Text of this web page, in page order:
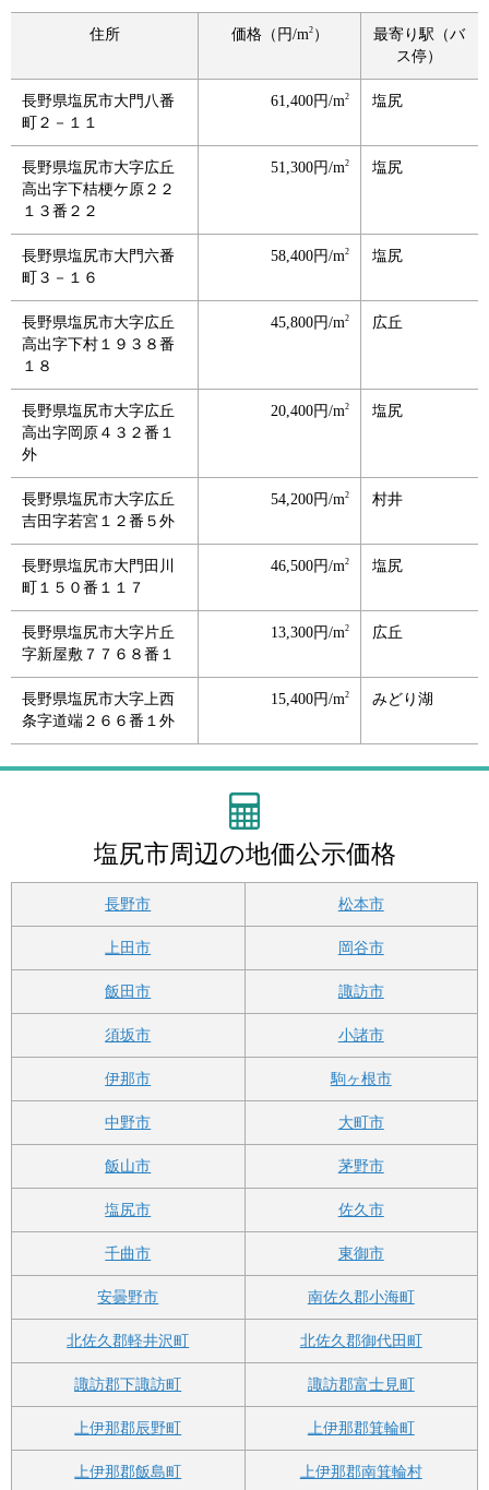
住所 価格（円/m2）
最寄り駅（バ
ス停）
長野県塩尻市大門八番
町２－１１
61,400円/m2 塩尻
長野県塩尻市大字広丘
高出字下桔梗ケ原２２
１３番２２
51,300円/m2 塩尻
長野県塩尻市大門六番
町３－１６
58,400円/m2 塩尻
長野県塩尻市大字広丘
高出字下村１９３８番
１８
45,800円/m2 広丘
長野県塩尻市大字広丘
高出字岡原４３２番１
外
20,400円/m2 塩尻
長野県塩尻市大字広丘
吉田字若宮１２番５外
54,200円/m2 村井
長野県塩尻市大門田川
町１５０番１１７
46,500円/m2 塩尻
長野県塩尻市大字片丘
字新屋敷７７６８番１
13,300円/m2 広丘
長野県塩尻市大字上西
条字道端２６６番１外
15,400円/m2 みどり湖
塩尻市周辺の地価公示価格
長野市 松本市
上田市 岡谷市
飯田市 諏訪市
須坂市 小諸市
伊那市 駒ヶ根市
中野市 大町市
飯山市 茅野市
塩尻市 佐久市
千曲市 東御市
安曇野市 南佐久郡小海町
北佐久郡軽井沢町 北佐久郡御代田町
諏訪郡下諏訪町 諏訪郡富士見町
上伊那郡辰野町 上伊那郡箕輪町
上伊那郡飯島町 上伊那郡南箕輪村